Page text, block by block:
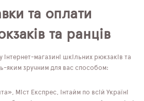
та оплати
та ранців
магазині шкільних рюкзаків та
яким зручним для вас способом:
Міст Експрес, Інтайм по всій Україні